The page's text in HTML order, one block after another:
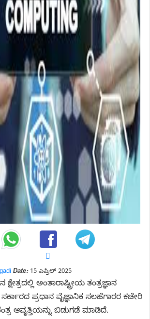
Date:15 ಎಪ್ರಿಲ್ 2025
ಅಂತಾರಾಷ್ಟ್ರೀಯ ತಂತ್ರಜ್ಞಾನ
ಪ್ರಧಾನ ವೈಜ್ಞಾನಿಕ ಸಲಹೆಗಾರರ ಕಚೇರಿ
ಆವೃತ್ತಿಯನ್ನು ಬಿಡುಗಡೆ ಮಾಡಿದೆ.